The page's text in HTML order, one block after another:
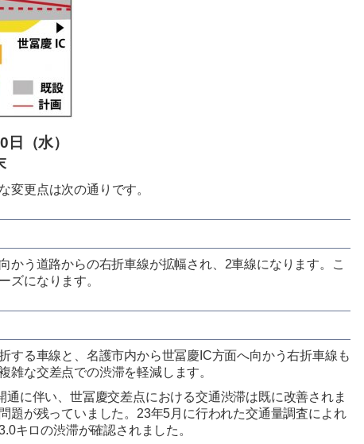
（水）
変更点は次の通りです。
かう道路からの右折車線が拡幅され、2車線になります。こ
ズになります。
する車線と、名護市内から世冨慶IC方面へ向かう右折車線も
雑な交差点での渋滞を軽減します。
通に伴い、世冨慶交差点における交通渋滞は既に改善されま
題が残っていました。23年5月に行われた交通量調査によれ
キロの渋滞が確認されました。